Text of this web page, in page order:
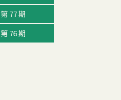
第 77 期
第 76 期